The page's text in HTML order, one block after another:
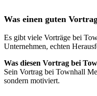
Was einen guten
Es gibt viele Vorträge bei
Unternehmen, echten
Was diesen Vortrag bei
Sein Vortrag bei Townhall
sondern motiviert.